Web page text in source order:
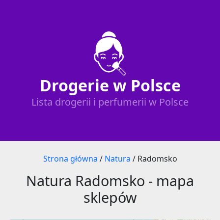
Drogerie w Polsce
Lista drogerii i perfumerii w Polsce
Strona główna / Natura / Radomsko
Natura Radomsko - mapa
sklepów